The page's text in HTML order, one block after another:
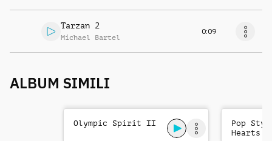
Tarzan 2
Michael Bartel
0:09
ALBUM SIMILI
Olympic Spirit II
Pop
Hearts